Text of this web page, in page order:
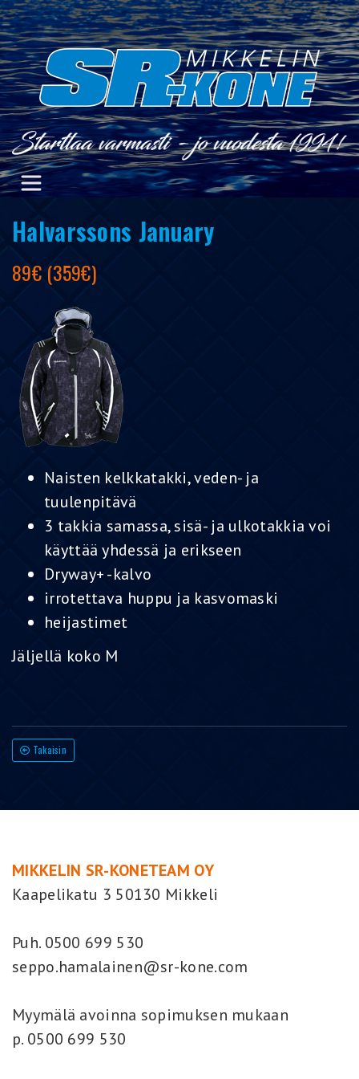
Skip
to
content
Halvarssons January
89€ (359€)
Naisten kelkkatakki, veden- ja
tuulenpitävä
3 takkia samassa, sisä- ja ulkotakkia voi
käyttää yhdessä ja erikseen
Dryway+ -kalvo
irrotettava huppu ja kasvomaski
heijastimet
Jäljellä koko M
Takaisin
MIKKELIN SR-KONETEAM OY
Kaapelikatu 3 50130 Mikkeli
Puh. 0500 699 530
seppo.hamalainen@sr-kone.com
Myymälä avoinna sopimuksen mukaan
p. 0500 699 530